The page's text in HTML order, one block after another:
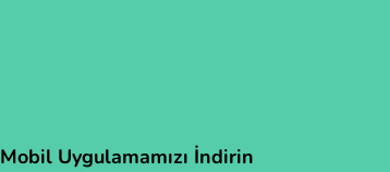
Mobil Uygulamamızı İndirin